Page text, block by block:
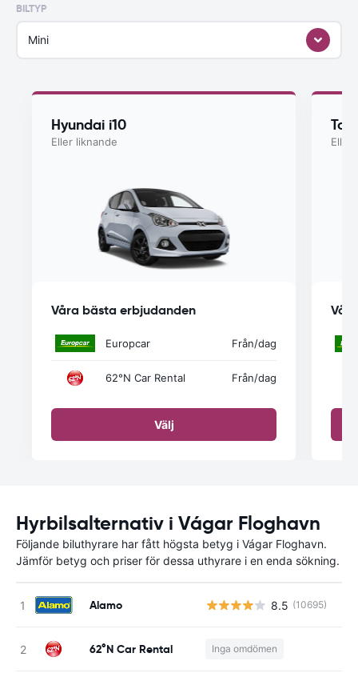
BILTYP
Mini
Hyundai i10
Eller liknande
Våra bästa erbjudanden
Europcar Från/dag
62°N Car Rental Från/dag
Välj
Eller
Hyrbilsalternativ i Vágar Floghavn
Följande biluthyrare har fått högsta betyg i Vágar Floghavn.
Jämför betyg och priser för dessa uthyrare i en enda sökning.
Alamo 8.5 (10695)
62°N Car Rental Inga omdömen